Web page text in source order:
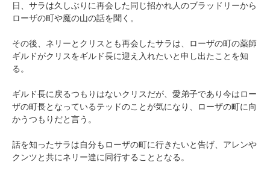
日、サラは久しぶりに再会した同じ招かれ人のブラッドリーから
ローザの町や魔の山の話を聞く。
その後、ネリーとクリスとも再会したサラは、ローザの町の薬師
ギルドがクリスをギルド長に迎え入れたいと申し出たことを知
る。
ギルド長に戻るつもりはないクリスだが、愛弟子であり今はロー
ザの町長となっているテッドのことが気になり、ローザの町に向
かうつもりだと言う。
話を知ったサラは自分もローザの町に行きたいと告げ、アレンや
クンツと共にネリー達に同行することとなる。